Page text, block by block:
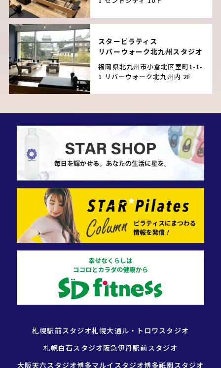
スターピラティス
リバーウォーク北九州スタジオ
福岡県北九州市小倉北区室町1-1-
1 リバーウォーク北九州内 2F
札幌駅前スタジオ札幌大通ル・トロワスタジオ
札幌白石スタジオ阪急伊丹駅前スタジオ
大阪天六スタジオ博多マルイスタジオ博多祇園スタジオ